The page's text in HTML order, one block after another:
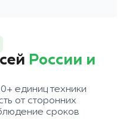
России и
единиц техники
от сторонних
сроков